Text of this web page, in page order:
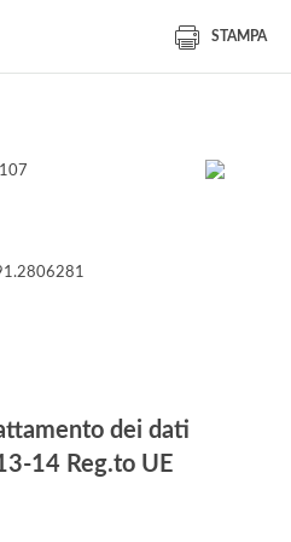
STAMPA
dei dati
14 Reg.to UE